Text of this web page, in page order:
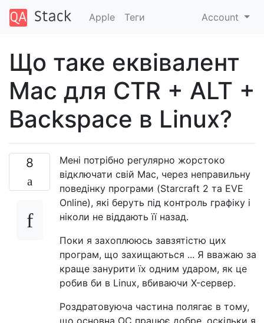
Apple Теги Account
Що таке еквівалент
Mac для CTR + ALT +
Backspace в Linux?
8
Мені потрібно регулярно жорстоко
відключати свій Mac, через неправильну
поведінку програми (Starcraft 2 та EVE
Online), які беруть під контроль графіку і
ніколи не віддають її назад.
Поки я захоплююсь завзятістю цих
програм, що захищаються ... Я вважаю за
краще занурити їх одним ударом, як це
робив би в Linux, вбиваючи X-сервер.
Роздратовуюча частина полягає в тому,
що основна ОС працює добре, оскільки я